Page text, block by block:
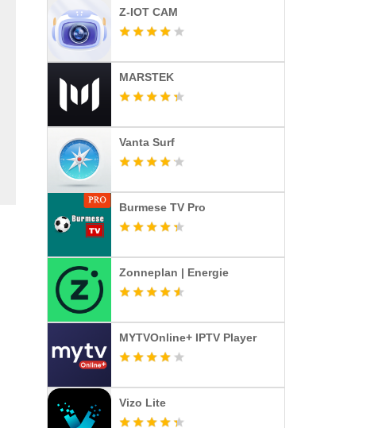
Z-IOT CAM
MARSTEK
Vanta Surf
Burmese TV Pro
Zonneplan | Energie
MYTVOnline+ IPTV Player
Vizo Lite